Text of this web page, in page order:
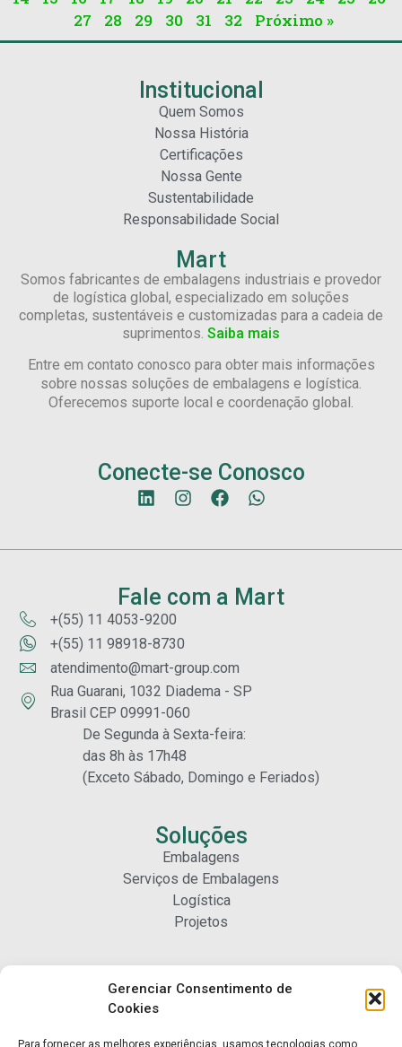
Gerenciar Consentimento de
Cookies
Para fornecer as melhores experiências, usamos tecnologias como
27
28 29 30 31 32 Próximo »
Institucional
Quem Somos
Nossa História
Certificações
Nossa Gente
Sustentabilidade
Responsabilidade Social
Mart
Somos fabricantes de embalagens industriais e provedor
de logística global, especializado em soluções
completas, sustentáveis e customizadas para a cadeia de
suprimentos. Saiba mais
Entre em contato conosco para obter mais informações
sobre nossas soluções de embalagens e logística.
Oferecemos suporte local e coordenação global.
Conecte-se Conosco
Fale com a Mart
+(55) 11 4053-9200
+(55) 11 98918-8730
atendimento@mart-group.com
Rua Guarani, 1032 Diadema - SP
Brasil CEP 09991-060
De Segunda à Sexta-feira:
das 8h às 17h48
(Exceto Sábado, Domingo e Feriados)
Soluções
Embalagens
Serviços de Embalagens
Logística
Projetos
Carreiras